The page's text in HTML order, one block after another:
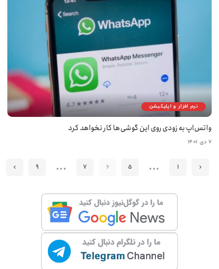
نرم افزار و اپلیکیشن
واتس‌اپ به زودی روی این گوشی‌ها کار نخواهد کرد
۷ دی ۱۴۰۱
1
…
5
6
7
…
9